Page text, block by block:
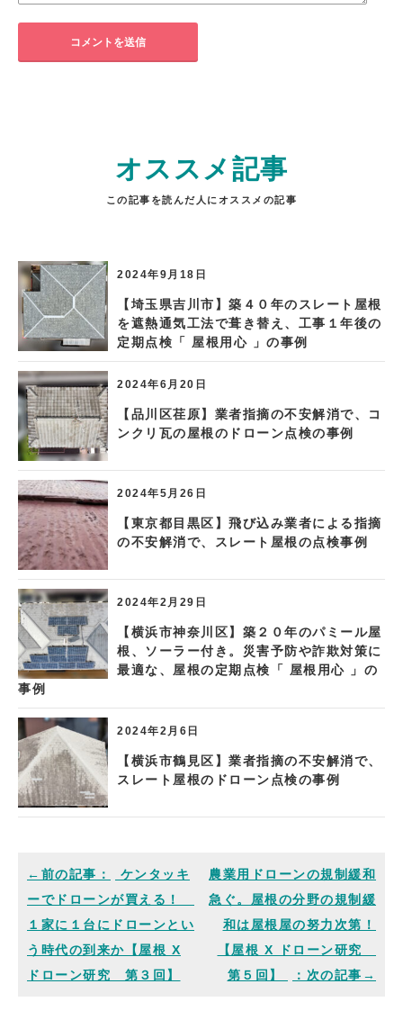
オススメ記事
この記事を読んだ人にオススメの記事
2024年9月18日
【埼玉県吉川市】築４０年のスレート屋根
を遮熱通気工法で葺き替え、工事１年後の
定期点検「 屋根用心 」の事例
2024年6月20日
【品川区荏原】業者指摘の不安解消で、コ
ンクリ瓦の屋根のドローン点検の事例
2024年5月26日
【東京都目黒区】飛び込み業者による指摘
の不安解消で、スレート屋根の点検事例
2024年2月29日
【横浜市神奈川区】築２０年のパミール屋
根、ソーラー付き。災害予防や詐欺対策に
最適な、屋根の定期点検「 屋根用心 」の
事例
2024年2月6日
【横浜市鶴見区】業者指摘の不安解消で、
スレート屋根のドローン点検の事例
ケンタッキ
ーでドローンが買える！
１家に１台にドローンとい
う時代の到来か【屋根 X
ドローン研究 第３回】
農業用ドローンの規制緩和
急ぐ。屋根の分野の規制緩
和は屋根屋の努力次第！
【屋根 X ドローン研究
第５回】